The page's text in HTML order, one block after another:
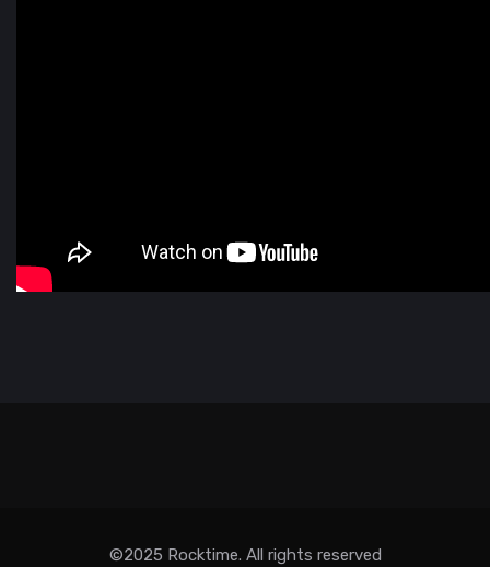
©2025 Rocktime. All rights reserved